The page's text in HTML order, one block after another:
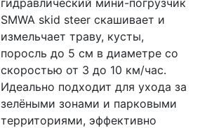
SMWA skid steer скашивает и
измельчает траву, кусты,
поросль до 5 см в диаметре со
скоростью от 3 до 10 км/час.
Идеально подходит для ухода за
зелёными зонами и парковыми
территориями, эффективно